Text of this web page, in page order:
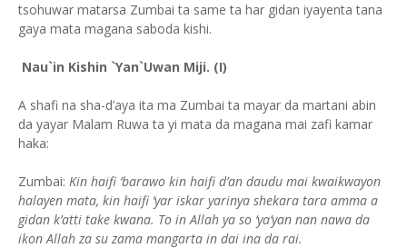
tsohuwar matarsa Zumbai ta same ta har gidan iyayenta tana
gaya mata magana saboda kishi.
Nau`in Kishin `Yan`Uwan Miji. (I)
A shafi na sha-d’aya ita ma Zumbai ta mayar da martani abin
da yayar Malam Ruwa ta yi mata da magana mai zafi kamar
haka:
Zumbai: Kin haifi ‘barawo kin haifi d’an daudu mai kwaikwayon
halayen mata, kin haifi ‘yar iskar yarinya shekara tara amma a
gidan k’atti take kwana. To in Allah ya so ‘ya’yan nan nawa da
ikon Allah za su zama mangarta in dai ina da rai.